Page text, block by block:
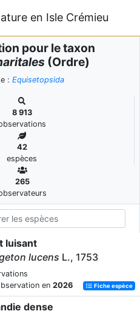
en Isle Crémieu
pour le taxon
(Ordre)
: Equisetopsida
8 913
42
espèces
265
luisant
lucens L., 1753
en 2026 Fiche espèce
dense